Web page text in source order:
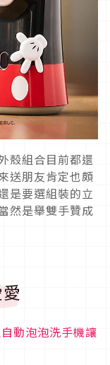
殼組合目前都還
送朋友肯定也頗
是要選組裝的立
然是舉雙手贊成
動泡泡洗手機讓